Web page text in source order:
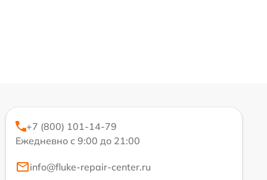
+7 (800) 101-14-79
Ежедневно с 9:00 до 21:00
info@fluke-repair-center.ru